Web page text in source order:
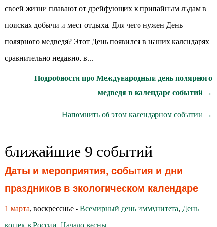
своей жизни плавают от дрейфующих к припайным льдам в
поисках добычи и мест отдыха. Для чего нужен День
полярного медведя? Этот День появился в наших календарях
сравнительно недавно, в...
Подробности про Международный день полярного
медведя в календаре событий →
Напомнить об этом календарном событии →
ближайшие 9 событий
Даты и мероприятия, события и дни
праздников в экологическом календаре
1 марта, воскресенье - Всемирный день иммунитета, День
кошек в России, Начало весны